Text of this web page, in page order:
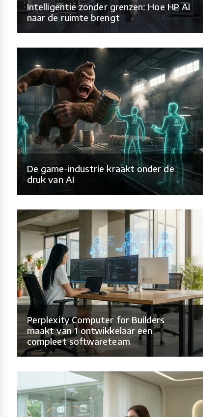
Intelligentie zonder grenzen: Hoe HP AI
naar de ruimte brengt
De game-industrie kraakt onder de
druk van AI
Perplexity Computer for Builders
maakt van 1 ontwikkelaar een
compleet softwareteam